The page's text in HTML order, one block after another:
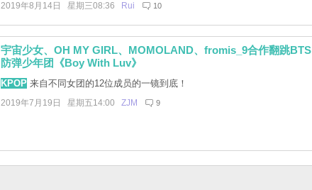
2019年8月14日 星期三08:36 Rui 10
宇宙少女、OH MY GIRL、MOMOLAND、fromis_9合作翻跳BTS
防弹少年团《Boy With Luv》
KPOP来自不同女团的12位成员的一镜到底！
2019年7月19日 星期五14:00 ZJM 9